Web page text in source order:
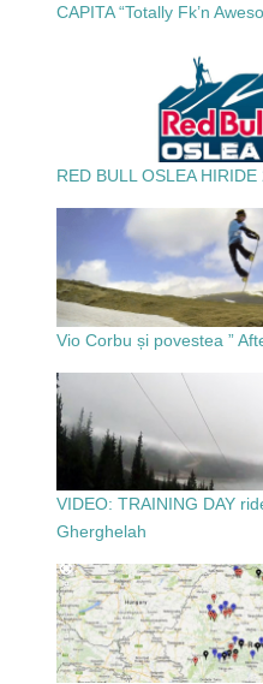
CAPITA “Totally Fk’n
RED BULL OSLEA HIRIDE
Vio Corbu și povestea ”
VIDEO: TRAINING DAY
Gherghelah